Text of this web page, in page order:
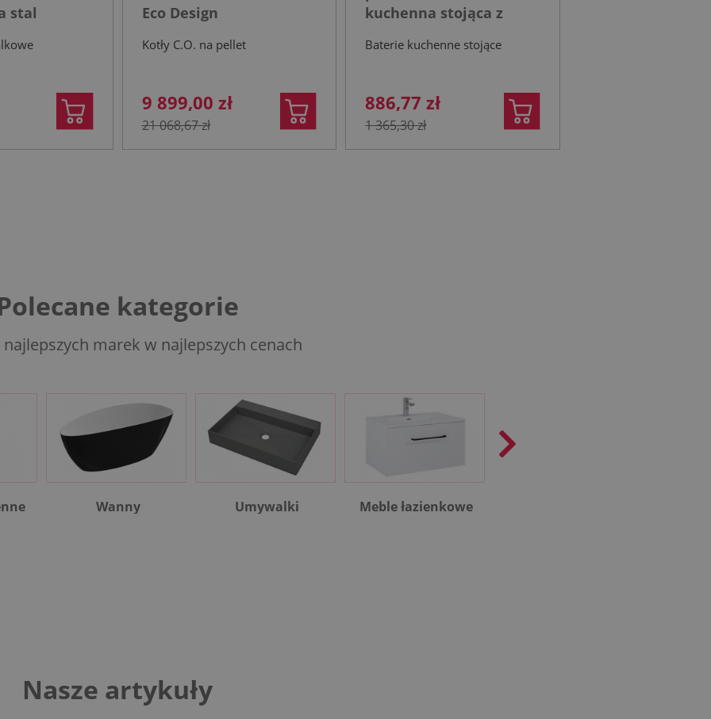
stal
Eco Design
Kotły C.O. na pellet
9 899,00 zł
21 068,67 zł
kuchenna stojąca z
metal grey
Baterie kuchenne stojące
886,77 zł
1 365,30 zł
kategorie
marek w najlepszych cenach
Wanny Umywalki Meble łazienkowe
Nasze artykuły